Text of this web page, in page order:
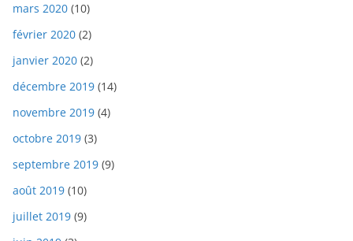
mars 2020 (10)
février 2020 (2)
janvier 2020 (2)
décembre 2019 (14)
novembre 2019 (4)
octobre 2019 (3)
septembre 2019 (9)
août 2019 (10)
juillet 2019 (9)